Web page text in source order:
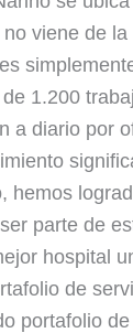
viene de
1.200
a diario por
hemos
parte de
hospital
de
portafolio